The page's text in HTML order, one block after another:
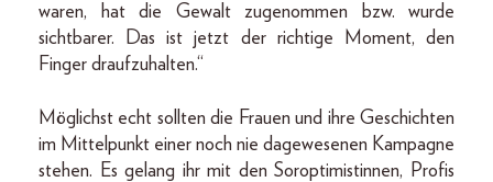
waren, hat die Gewalt zugenommen bzw. wurde
sichtbarer. Das ist jetzt der richtige Moment, den
Finger draufzuhalten.“
Möglichst echt sollten die Frauen und ihre Geschichten
im Mittelpunkt einer noch nie dagewesenen Kampagne
stehen. Es gelang ihr mit den Soroptimistinnen, Profis